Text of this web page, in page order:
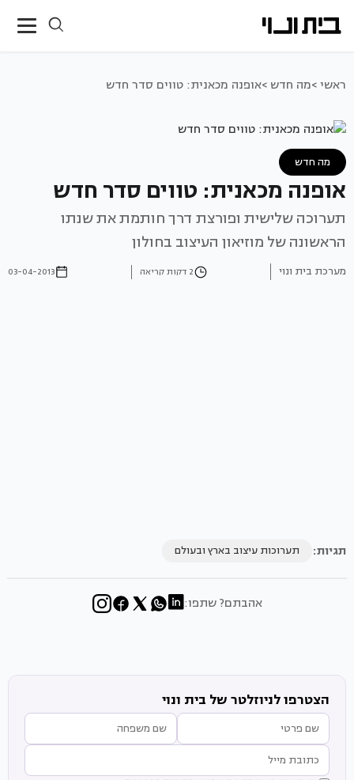
ראשי >מה חדש >אופנה מכאנית: טווים סדר חדש
מה חדש
אופנה מכאנית: טווים סדר חדש
תערוכה שלישית ופורצת דרך חותמת את שנתו
הראשונה של מוזיאון העיצוב בחולון
מערכת בית ונוי 2 דקות קריאה 03-04-2013
תגיות: תערוכות עיצוב בארץ ובעולם
אהבתם? שתפו:
הצטרפו לניוזלטר של בית ונוי